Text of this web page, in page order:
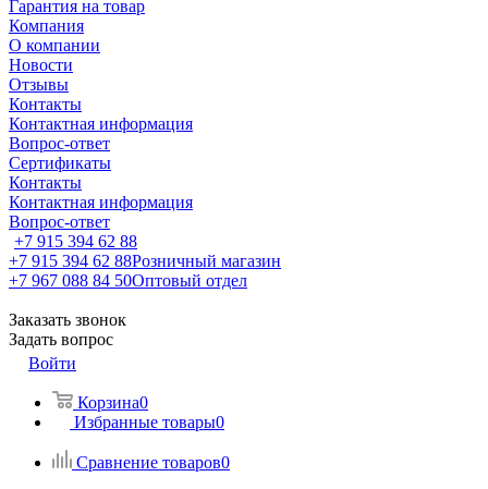
Гарантия на товар
Компания
О компании
Новости
Отзывы
Контакты
Контактная информация
Вопрос-ответ
Сертификаты
Контакты
Контактная информация
Вопрос-ответ
+7 915 394 62 88
+7 915 394 62 88Розничный магазин
+7 967 088 84 50Оптовый отдел
Заказать звонок
Задать вопрос
Войти
Корзина0
Избранные товары0
Сравнение товаров0